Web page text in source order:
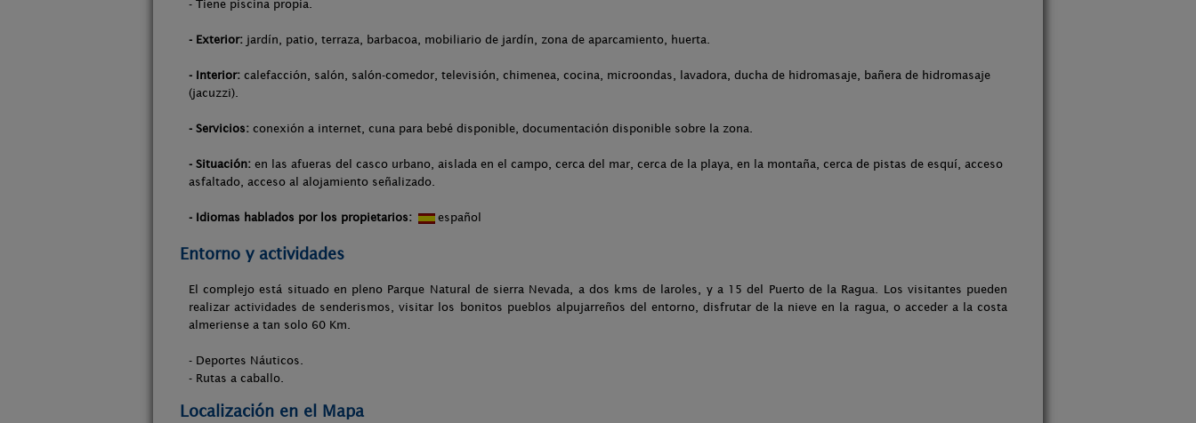
- Tiene piscina propia.
- Exterior: jardín, patio, terraza, barbacoa, mobiliario de jardín, zona de aparcamiento, huerta.
- Interior: calefacción, salón, salón-comedor, televisión, chimenea, cocina, microondas, lavadora, ducha de hidromasaje, bañera de hidromasaje
(jacuzzi).
- Servicios: conexión a internet, cuna para bebé disponible, documentación disponible sobre la zona.
- Situación: en las afueras del casco urbano, aislada en el campo, cerca del mar, cerca de la playa, en la montaña, cerca de pistas de esquí, acceso
asfaltado, acceso al alojamiento señalizado.
- Idiomas hablados por los propietarios: español
Entorno y actividades
El complejo está situado en pleno Parque Natural de sierra Nevada, a dos kms de laroles, y a 15 del Puerto de la Ragua. Los visitantes pueden
realizar actividades de senderismos, visitar los bonitos pueblos alpujarreños del entorno, disfrutar de la nieve en la ragua, o acceder a la costa
almeriense a tan solo 60 Km.
- Deportes Náuticos.
- Rutas a caballo.
Localización en el Mapa